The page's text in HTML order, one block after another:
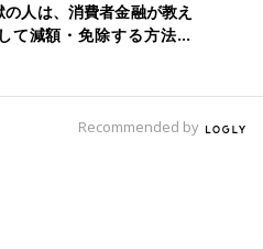
の実情を明らかにすることはで
べる必要があると考えていま
のメンタルヘルスが悪化してい
ルスはどのように変化してい
人は、消費者金融が教え
て減額・免除する方法』
Recommended by